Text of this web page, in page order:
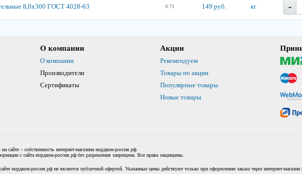
8,0х300 ГОСТ 4028-63 0.71 149 руб. кг -
О компании
О компании
Производители
Сертификаты
Акции
Рекомендуем
Товары по акции
Популярные товары
Новые товары
сайте – собственность интернет-магазина нордком-россия.рф.
с сайта нордком-россия.рф без разрешения запрещена. Все права защищены.
нордком-россия.рф не является публичной офертой. Указанные цены действуют только при оформлении заказа через интернет-магазин